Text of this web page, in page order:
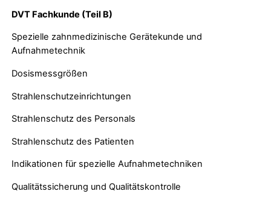
DVT Fachkunde (Teil B)
Spezielle zahnmedizinische Gerätekunde und
Aufnahmetechnik
Dosismessgrößen
Strahlenschutzeinrichtungen
Strahlenschutz des Personals
Strahlenschutz des Patienten
Indikationen für spezielle Aufnahmetechniken
Qualitätssicherung und Qualitätskontrolle